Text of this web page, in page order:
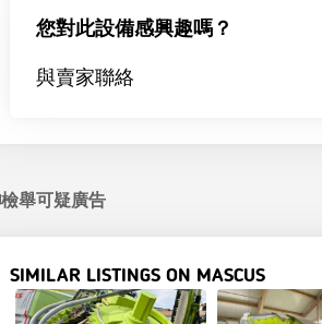
您對此設備感興趣嗎？
與賣家聯絡
檢舉可疑廣告
SIMILAR LISTINGS ON MASCUS